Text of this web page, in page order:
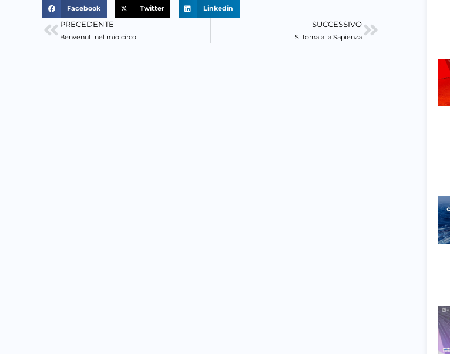
Facebook Twitter Linkedin
Precedente
PRECEDENTE
Benvenuti nel mio circo
SUCCESSIVO
Si torna alla SapienzaSuccessivo